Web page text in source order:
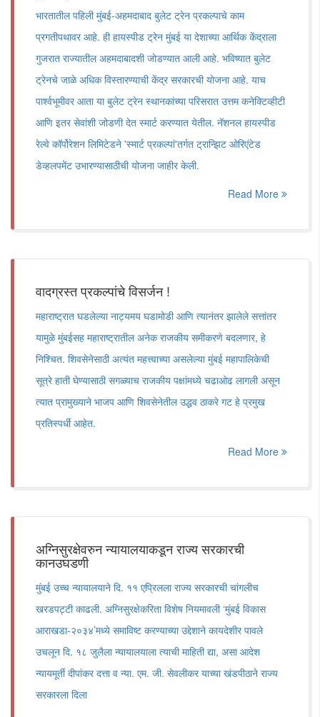
भारतातील पहिली मुंबई-अहमदाबाद बुलेट ट्रेन प्रकल्पाचे काम
प्रगतीपथावर आहे. ही हायस्पीड ट्रेन मुंबई या देशाच्या आर्थिक केंद्राला
गुजरात राज्यातील अहमदाबादशी जोडण्यात आली आहे. भविष्यात बुलेट
ट्रेनचे जाळे अधिक विस्तारण्याची केंद्र सरकारची योजना आहे. याच
पार्श्वभूमीवर आता या बुलेट ट्रेन स्थानकांच्या परिसरात उत्तम कनेक्टिव्हीटी
आणि इतर सेवांशी जोडणी देत स्मार्ट करण्यात येतील. नॅशनल हायस्पीड
रेल्वे कॉर्पोरेशन लिमिटेडने 'स्मार्ट प्रकल्पां'तर्गत ट्रान्झिट ओरिएंटेड
डेव्हलपमेंट उभारण्यासाठीची योजना जाहीर केली.
Read More
वादग्रस्त प्रकल्पांचे विसर्जन !
महाराष्ट्रात घडलेल्या नाट्यमय घडामोडी आणि त्यानंतर झालेले सत्तांतर
यामुळे मुंबईसह महाराष्ट्रातील अनेक राजकीय समीकरणे बदलणार, हे
निश्चित. शिवसेनेसाठी अत्यंत महत्त्वाच्या असलेल्या मुंबई महापालिकेची
सूत्रे हाती घेण्यासाठी सगळ्याच राजकीय पक्षांमध्ये चढाओढ लागली असून
त्यात प्रामुख्याने भाजप आणि शिवसेनेतील उद्धव ठाकरे गट हे प्रमुख
प्रतिस्पर्धी आहेत.
Read More
अग्निसुरक्षेवरुन न्यायालयाकडून राज्य सरकारची
कानउघडणी
मुंबई उच्च न्यायालयाने दि. ११ एप्रिलला राज्य सरकारची चांगलीच
खरडपट्टी काढली. अग्निसुरक्षेकरिता विशेष नियमावली ‘मुंबई विकास
आराखडा-२०३४’मध्ये समाविष्ट करण्याच्या उद्देशाने कायदेशीर पावले
उचलून दि. १८ जुलैला न्यायालयाला त्याची माहिती द्या, असा आदेश
न्यायमूर्ती दीपांकर दत्ता व न्या. एम. जी. सेवलीकर याच्या खंडपीठाने राज्य
सरकारला दिला